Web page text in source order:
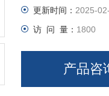
更新时间： 2025-
访 问 量： 1800
产品咨